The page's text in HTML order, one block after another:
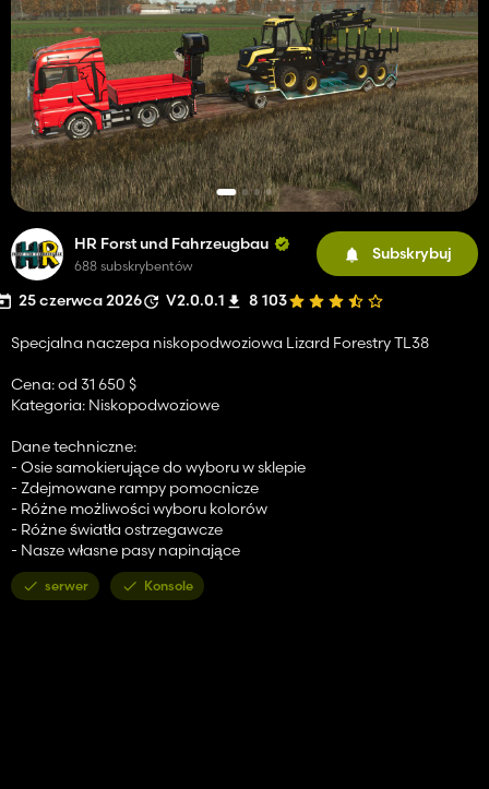
HR Forst und Fahrzeugbau
688 subskrybentów
Subskrybuj
25 czerwca 2026 V2.0.0.1 8 103
Specjalna naczepa niskopodwoziowa Lizard Forestry TL38
Cena: od 31 650 $
Kategoria: Niskopodwoziowe
Dane techniczne:
- Osie samokierujące do wyboru w sklepie
- Zdejmowane rampy pomocnicze
- Różne możliwości wyboru kolorów
- Różne światła ostrzegawcze
- Nasze własne pasy napinające
serwer Konsole